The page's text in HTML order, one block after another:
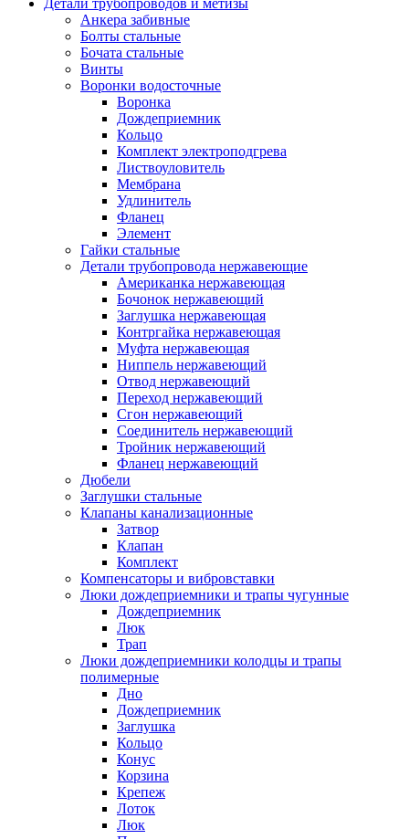
Анкера забивные
Болты стальные
Бочата стальные
Винты
Воронки водосточные
Воронка
Дождеприемник
Кольцо
Комплект электроподгрева
Листвоуловитель
Мембрана
Удлинитель
Фланец
Элемент
Гайки стальные
Детали трубопровода нержавеющие
Американка нержавеющая
Бочонок нержавеющий
Заглушка нержавеющая
Контргайка нержавеющая
Муфта нержавеющая
Ниппель нержавеющий
Отвод нержавеющий
Переход нержавеющий
Сгон нержавеющий
Соединитель нержавеющий
Тройник нержавеющий
Фланец нержавеющий
Дюбели
Заглушки стальные
Клапаны канализационные
Затвор
Клапан
Комплект
Компенсаторы и вибровставки
Люки дождеприемники и трапы чугунные
Дождеприемник
Люк
Трап
Люки дождеприемники колодцы и трапы
полимерные
Дно
Дождеприемник
Заглушка
Кольцо
Конус
Корзина
Крепеж
Лоток
Люк